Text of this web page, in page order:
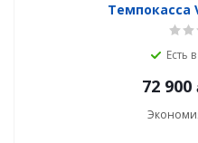
Темпокасса
Есть
72 900